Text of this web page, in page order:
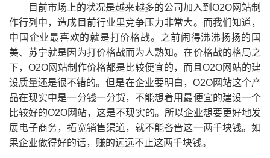
目前市场上的状况是越来越多的公司加入到O2O网站制
作行列中，造成目前行业里竞争压力非常大。而我们知道，
中国企业最喜欢的就是打价格战。之前闹得沸沸扬扬的国
美、苏宁就是因为打价格战而为人熟知。在价格战的格局之
下，O2O网站制作价格都是比较便宜的，而且O2O网站的建
设质量还是很不错的。但是在企业要明白，O2O网站这个产
品在现实中是一分钱一分货，不能想着用最便宜的建设一个
比较好的O2O网站，这是不现实的。所以企业想要更好地发
展电子商务，拓宽销售渠道，就不能吝啬这一两千块钱。如
果企业做得好的话，赚的远远不止这两千块钱。